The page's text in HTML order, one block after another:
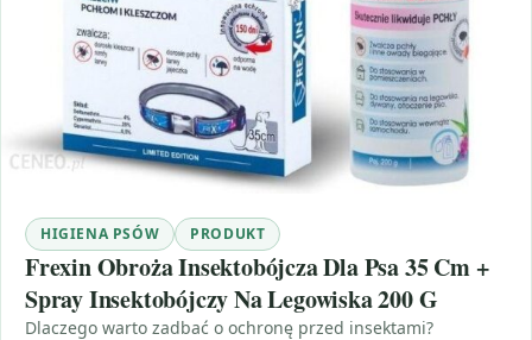
HIGIENA PSÓW PRODUKT
Frexin Obroża Insektobójcza Dla Psa 35 Cm +
Spray Insektobójczy Na Legowiska 200 G
Dlaczego warto zadbać o ochronę przed insektami?